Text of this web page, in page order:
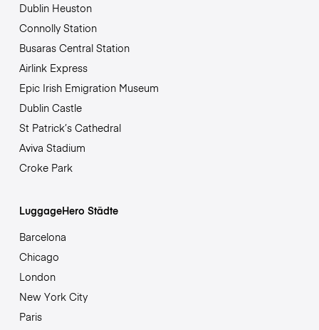
Dublin Heuston
Connolly Station
Busaras Central Station
Airlink Express
Epic Irish Emigration Museum
Dublin Castle
St Patrick’s Cathedral
Aviva Stadium
Croke Park
LuggageHero Städte
Barcelona
Chicago
London
New York City
Paris